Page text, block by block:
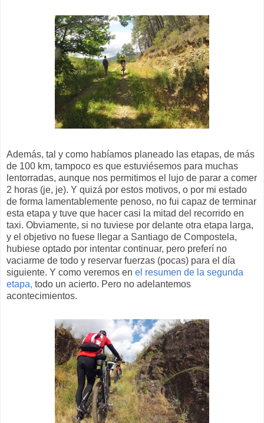
Además, tal y como habíamos planeado las etapas, de más
de 100 km, tampoco es que estuviésemos para muchas
lentorradas, aunque nos permitimos el lujo de parar a comer
2 horas (je, je). Y quizá por estos motivos, o por mi estado
de forma lamentablemente penoso, no fui capaz de terminar
esta etapa y tuve que hacer casi la mitad del recorrido en
taxi. Obviamente, si no tuviese por delante otra etapa larga,
y el objetivo no fuese llegar a Santiago de Compostela,
hubiese optado por intentar continuar, pero preferí no
vaciarme de todo y reservar fuerzas (pocas) para el día
siguiente. Y como veremos en el resumen de la segunda
etapa, todo un acierto. Pero no adelantemos
acontecimientos.